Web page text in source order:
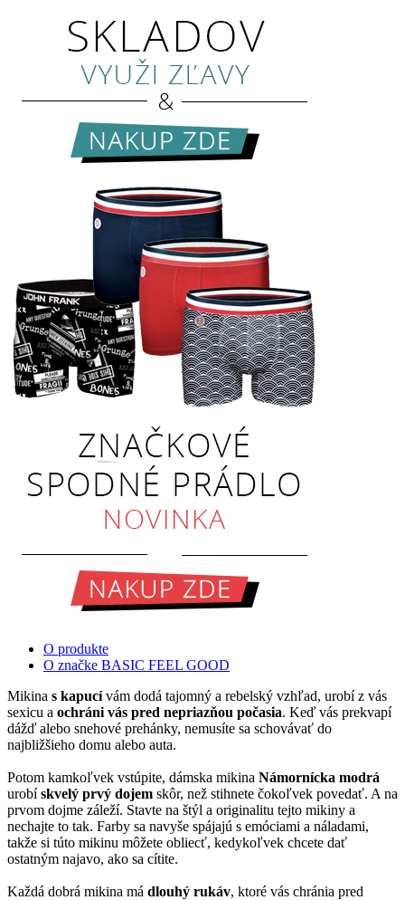
O produkte
O značke BASIC FEEL GOOD
Mikina s kapucívám dodá tajomný a rebelský vzhľad, urobí z vás
sexicu a ochráni vás pred nepriazňou počasia. Keď vás prekvapí
dážď alebo snehové prehánky, nemusíte sa schovávať do
najbližšieho domu alebo auta.
Potom kamkoľvek vstúpite, dámska mikina Námornícka modrá
urobískvelý prvý dojem skôr, než stihnete čokoľvek povedať. A na
prvom dojme záleží. Stavte na štýl a originalitu tejto mikiny a
nechajte to tak. Farby sa navyše spájajú s emóciami a náladami,
takže si túto mikinu môžete obliecť, kedykoľvek chcete dať
ostatným najavo, ako sa cítite.
Každá dobrá mikina má dlouhý rukáv, ktoré vás chránia pred